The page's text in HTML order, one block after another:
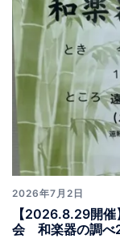
2026年7月2日
【2026.8.29開
会 和楽器の調べ